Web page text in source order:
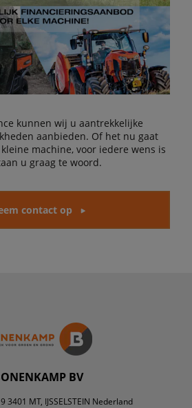
kunnen wij u aantrekkelijke
aanbieden. Of het nu gaat
machine, voor iedere wens is
u graag te woord.
contact op
BV
3401 MT, IJSSELSTEIN Nederland